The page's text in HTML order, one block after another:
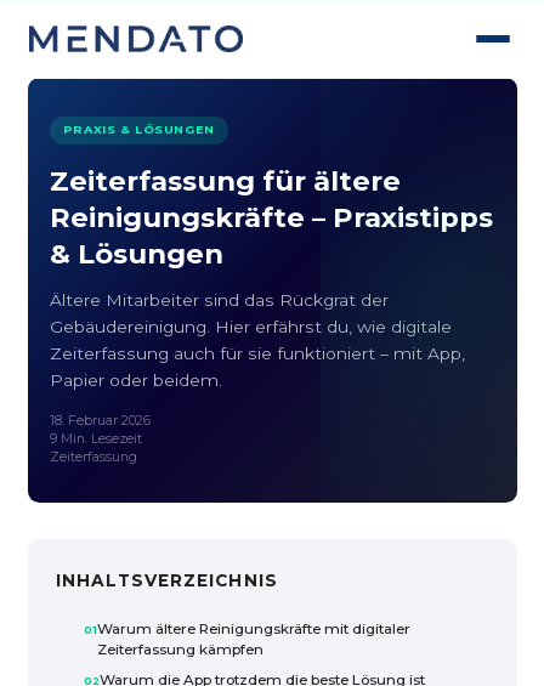
PRAXIS & LÖSUNGEN
Zeiterfassung für ältere
Reinigungs­kräfte – Praxistipps
& Lösungen
Ältere Mitarbeiter sind das Rückgrat der
Gebäudereinigung. Hier erfährst du, wie digitale
Zeiterfassung auch für sie funktioniert – mit App,
Papier oder beidem.
18. Februar 2026
9 Min. Lesezeit
Zeiterfassung
INHALTSVERZEICHNIS
Warum ältere Reinigungskräfte mit digitaler
Zeiterfassung kämpfen
Warum die App trotzdem die beste Lösung ist